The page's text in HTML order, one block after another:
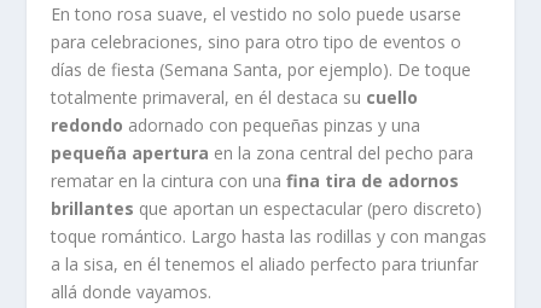
En tono rosa suave, el vestido no solo puede usarse
para celebraciones, sino para otro tipo de eventos o
días de fiesta (Semana Santa, por ejemplo). De toque
totalmente primaveral, en él destaca su cuello
redondo adornado con pequeñas pinzas y una
pequeña apertura en la zona central del pecho para
rematar en la cintura con unafina tira de adornos
brillantes que aportan un espectacular (pero discreto)
toque romántico. Largo hasta las rodillas y con mangas
a la sisa, en él tenemos el aliado perfecto para triunfar
allá donde vayamos.